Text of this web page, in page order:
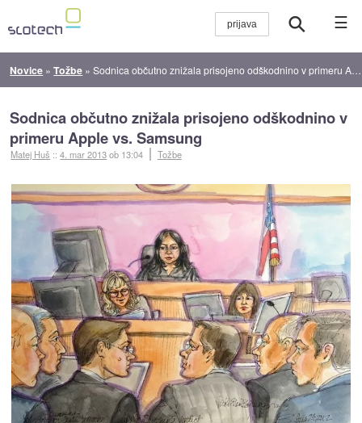
☰
Novice »Tožbe »Sodnica občutno znižala prisojeno odškodnino v primeru Apple vs. Samsung
Sodnica občutno znižala prisojeno odškodnino v
primeru Apple vs. Samsung
Matej Huš ::4. mar 2013ob 13:04 Tožbe